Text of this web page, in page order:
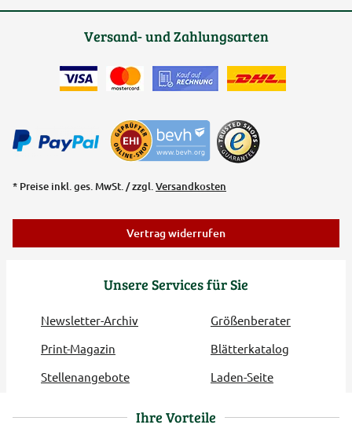
Unsere Services für Sie
Newsletter-Archiv
Größenberater
Print-Magazin
Blätterkatalog
Stellenangebote
Laden-Seite
Versand- und Zahlungsarten
* Preise inkl. ges. MwSt. / zzgl.Versandkosten
Vertrag widerrufen
Ihre Vorteile